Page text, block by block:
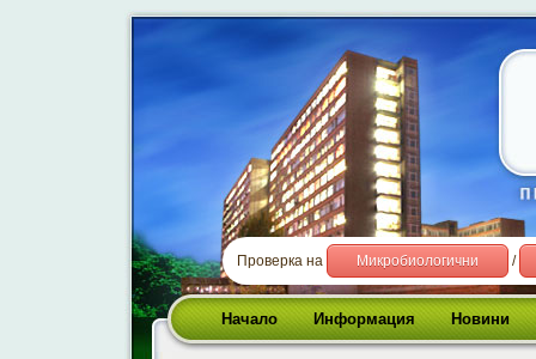
Проверка на Микробиологични /
Начало Информация Новини